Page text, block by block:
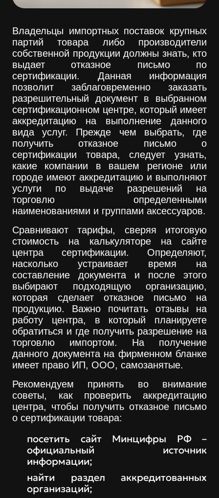
Владельцы импортных поставок крупных
партий товара либо производители
собственной продукции должны знать, кто
выдает отказное письмо по
сертификации. Данная информация
позволит заблаговременно заказать
разрешительный документ в выбранном
сертификационном центре, который имеет
аккредитацию на выполнение данного
вида услуг. Прежде чем выбрать, где
получить отказное письмо о
сертификации товара, следует узнать,
какие компании в вашем регионе или
городе имеют аккредитацию и выполняют
услуги по выдаче разрешений на
торговлю определенными
наименованиями и группами аксессуаров.
Сравнивают тарифы, сверяя итоговую
стоимость на калькуляторе на сайте
центра сертификации. Определяют,
насколько устраивает время на
составление документа и после этого
выбирают подходящую организацию,
которая сделает отказное письмо на
продукцию. Важно почитать отзывы на
работу центра, в который планируете
обратиться и где получить разрешение на
торговлю импортом. На получение
данного документа на фирменном бланке
имеет право ИП, ООО, самозанятые.
Рекомендуем принять во внимание
советы, как проверить аккредитацию
центра, чтобы получить отказное письмо
о сертификации товара:
посетить сайт Минцифры РФ –
официальный источник
информации;
найти раздел аккредитованных
организаций;